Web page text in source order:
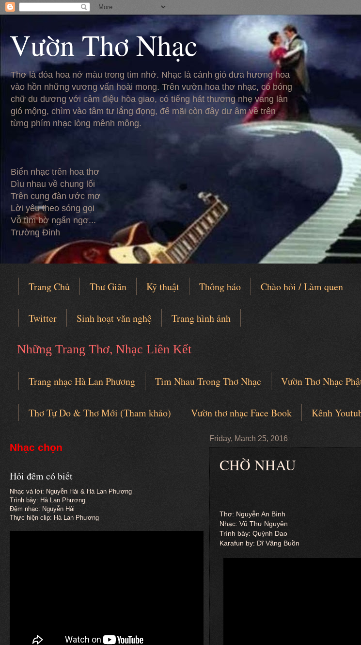
Vườn Thơ Nhạc
Thơ là đóa hoa nở màu trong tim nhớ. Nhạc là cánh gió đưa hương hoa
vào hồn những vương vấn hoài mong. Trên vườn hoa thơ nhạc, có bóng
chữ du dương với cảm điệu hòa giao, có tiếng hát thương nhẹ vang làn
gió mộng, chìm vào tâm tư lắng đọng, để mãi còn đây dư âm về trên
từng phím nhạc lòng mênh mông.
Biển nhạc trên hoa thơ
Dìu nhau về chung lối
Trên cung đàn ước mơ
Lời yêu theo sóng gọi
Vỗ tìm bờ ngẩn ngơ...
Trường Đinh
Trang Chủ Thư Giãn Kỹ thuật Thông báo Chào hỏi / Làm quen
Twitter Sinh hoạt văn nghệ Trang hình ảnh
Những Trang Thơ, Nhạc Liên Kết
Trang nhạc Hà Lan Phương Tìm Nhau Trong Thơ Nhạc Vườn Thơ Nhạc
Thơ Tự Do & Thơ Mới (Tham khảo)
Vườn thơ nhạc Face Book Kênh
Friday, March 25, 2016
CHỜ NHAU
Thơ: Nguyễn An Bình
Nhạc: Vũ Thư Nguyên
Trình bày: Quỳnh Dao
Karafun by: Dĩ Vãng Buồn
Nhạc chọn
Hỏi đêm có biết
Nhạc và lời: Nguyễn Hải & Hà Lan Phương
Trình bày: Hà Lan Phương
Đệm nhạc: Nguyễn Hải
Thực hiện clip: Hà Lan Phương